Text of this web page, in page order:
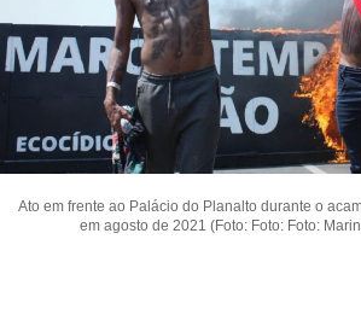
Ato em frente ao Palácio do Planalto durante o
em agosto de 2021 (Foto: Foto: Foto: